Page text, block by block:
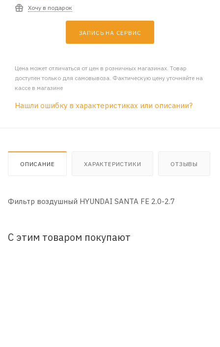
Хочу в подарок
ЗАПИСЬ НА СЕРВИС
Цена может отличаться от цен в розничных магазинах. Товар
доступен только для самовывоза. Фактическую цену уточняйте на
кассе в магазине
Нашли ошибку в характеристиках или описании?
ОПИСАНИЕ ХАРАКТЕРИСТИКИ ОТЗЫВЫ
Фильтр воздушный HYUNDAI SANTA FE 2.0-2.7
С этим товаром покупают